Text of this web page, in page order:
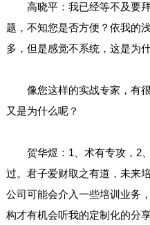
高晓平：我已经等不及要拜
题，不知您是否方便？依我的
多，但是感觉不系统，这是为
像您这样的实战专家，有很
又是为什么呢？
贺华煜：1、术有专攻，2、
过。君子爱财取之有道，未来
公司可能会介入一些培训业务
构才有机会听我的定制化的分